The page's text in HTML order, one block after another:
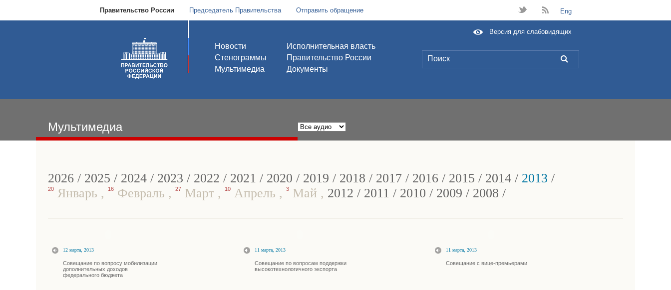
Правительство России Председатель Правительства Отправить обращение t B Eng
Новости
Стенограммы
Мультимедиа
Исполнительная власть
Правительство России
Документы
L
Версия для слабовидящих
Мультимедиа
2026 / 2025 / 2024 / 2023 / 2022 / 2021 / 2020 / 2019 / 2018 / 2017 / 2016 / 2015 / 2014 / 2013 /
20 Январь , 16 Февраль , 27 Март , 10 Апрель , 3 Май , 2012 / 2011 / 2010 / 2009 / 2008 /
12 марта, 2013
Совещание по вопросу мобилизации
дополнительных доходов
федерального бюджета
11 марта, 2013
Совещание по вопросам поддержки
высокотехнологичного экспорта
11 марта, 2013
Совещание с вице-премьерами